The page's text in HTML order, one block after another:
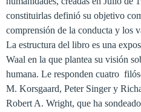
constituirlas definió su objetivo
comprensión de la conducta y los
La estructura del libro es una
Waal en la que plantea su visión
humana. Le responden cuatro
M. Korsgaard, Peter Singer y
Robert A. Wright, que ha